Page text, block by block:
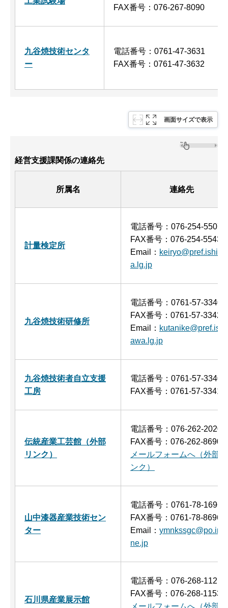
FAX番号：076-267-8090
九谷焼技術センタ
ー
電話番号：0761-47-3631
FAX番号：0761-47-3632
画面サイズで表示
経営支援課関係の連絡先
所属名 連絡先
計量検定所
電話番号：076-254-5507
FAX番号：076-254-5543
Email：
a.lg.jp
九谷焼技術研修所
電話番号：0761-57-3340
FAX番号：0761-57-3342
Email：
awa.lg.jp
九谷焼技術者自立支援
工房
電話番号：0761-57-3340
FAX番号：0761-57-3341
伝統産業工芸館（外部
リンク）
電話番号：076-262-2020
FAX番号：076-262-8690
メールフォームへ（外部リ
ンク）
山中漆器産業技術セン
ター
電話番号：0761-78-1696
FAX番号：0761-78-8696
Email：
ne.jp
石川県産業展示館
電話番号：076-268-1121
FAX番号：076-268-1153
メールフォームへ（外部リ